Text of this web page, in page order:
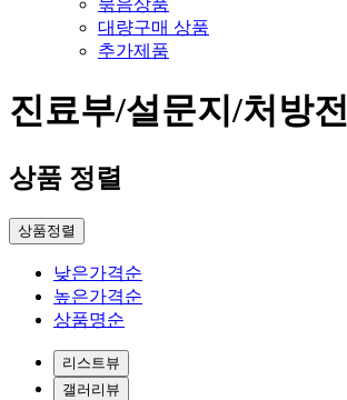
묶음상품
대량구매 상품
추가제품
진료부/설문지/처방전
상품 정렬
상품정렬
낮은가격순
높은가격순
상품명순
리스트뷰
갤러리뷰